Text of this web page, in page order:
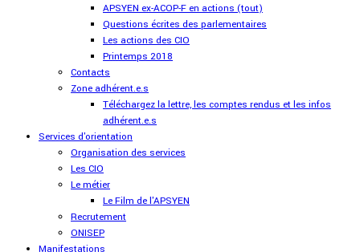
APSYEN ex-ACOP-F en actions (tout)
Questions écrites des parlementaires
Les actions des CIO
Printemps 2018
Contacts
Zone adhérent.e.s
Téléchargez la lettre, les comptes rendus et les infos
adhérent.e.s
Services d'orientation
Organisation des services
Les CIO
Le métier
Le Film de l'APSYEN
Recrutement
ONISEP
Manifestations